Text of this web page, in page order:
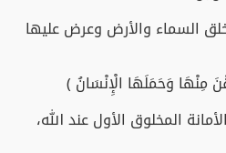
السماء والأرض وعرض عليها
مِنْهَا وَحَمَلَهَا الْإِنْسَانُ ﴾
المخلوق الأول عند الله،